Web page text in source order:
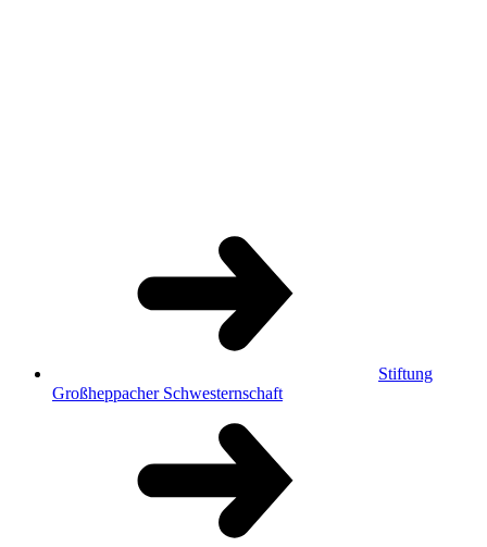
Stiftung
Großheppacher Schwesternschaft